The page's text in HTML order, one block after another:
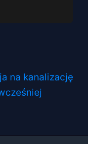
na kanalizację